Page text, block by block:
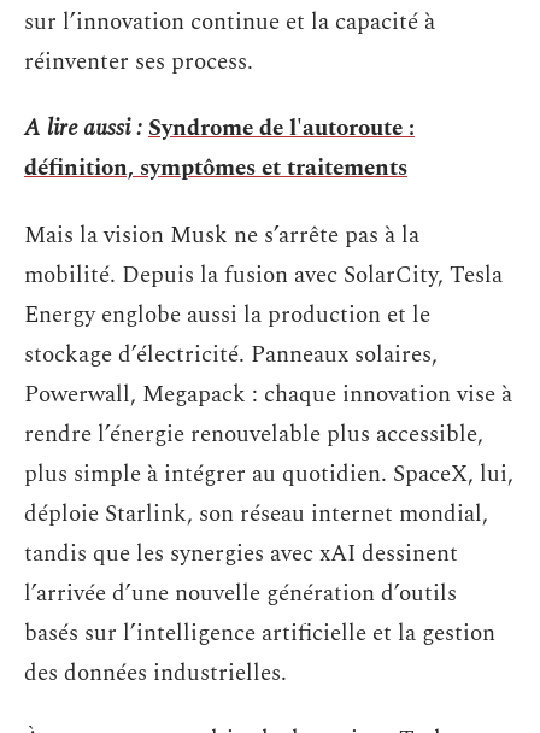
sur l’innovation continue et la capacité à
réinventer ses process.
A lire aussi :Syndrome de l'autoroute :
définition, symptômes et traitements
Mais la vision Musk ne s’arrête pas à la
mobilité. Depuis la fusion avec SolarCity, Tesla
Energy englobe aussi la production et le
stockage d’électricité. Panneaux solaires,
Powerwall, Megapack : chaque innovation vise à
rendre l’énergie renouvelable plus accessible,
plus simple à intégrer au quotidien. SpaceX, lui,
déploie Starlink, son réseau internet mondial,
tandis que les synergies avec xAI dessinent
l’arrivée d’une nouvelle génération d’outils
basés sur l’intelligence artificielle et la gestion
des données industrielles.